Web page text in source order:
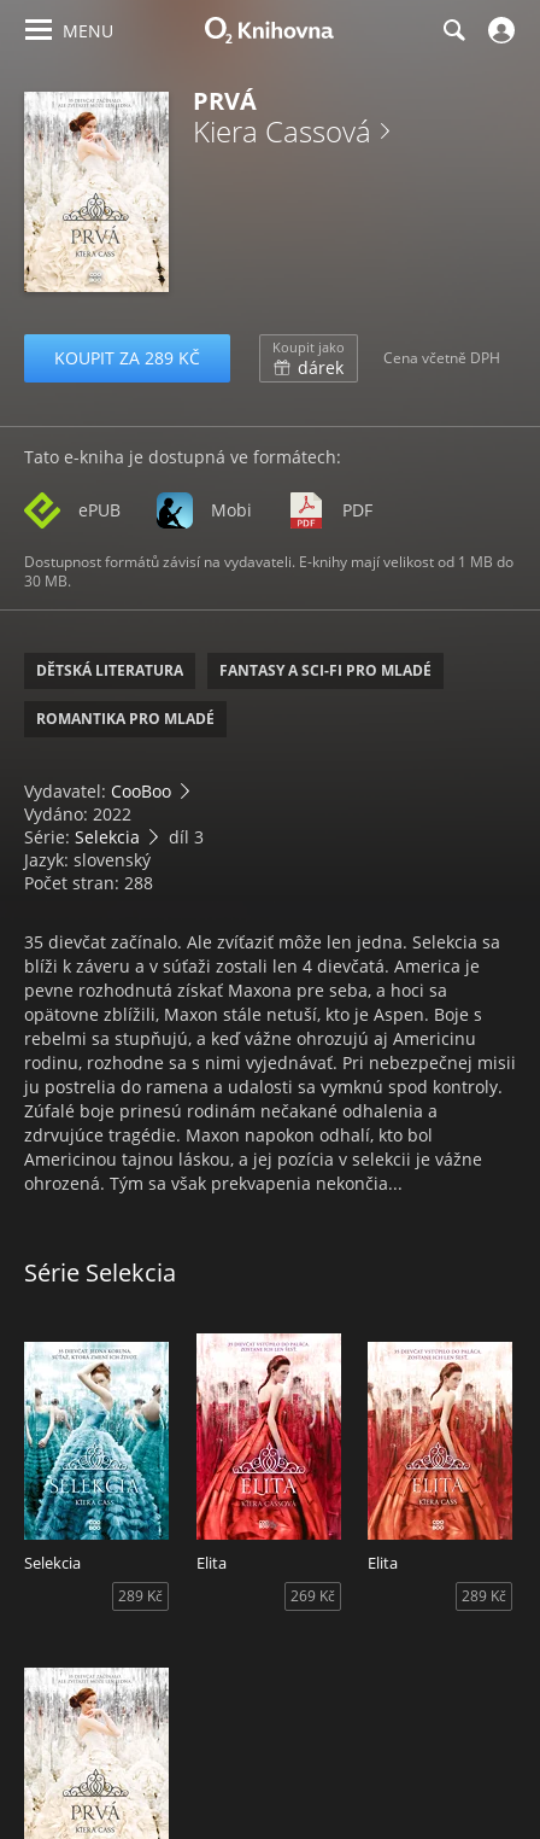
MENU
PRVÁ
Kiera Cassová
KOUPIT ZA 289 KČ Koupit jako
dárek Cena včetně DPH
Tato e-kniha je dostupná ve formátech:
ePUB Mobi PDF
Dostupnost formátů závisí na vydavateli. E-knihy mají velikost od 1 MB do
30 MB.
DĚTSKÁ LITERATURA FANTASY A SCI-FI PRO MLADÉ
ROMANTIKA PRO MLADÉ
Vydavatel: CooBoo
Vydáno: 2022
Série: Selekcia
díl 3
Jazyk: slovenský
Počet stran: 288
35 dievčat začínalo. Ale zvíťaziť môže len jedna. Selekcia sa
blíži k záveru a v súťaži zostali len 4 dievčatá. America je
pevne rozhodnutá získať Maxona pre seba, a hoci sa
opätovne zblížili, Maxon stále netuší, kto je Aspen. Boje s
rebelmi sa stupňujú, a keď vážne ohrozujú aj Americinu
rodinu, rozhodne sa s nimi vyjednávať. Pri nebezpečnej misii
ju postrelia do ramena a udalosti sa vymknú spod kontroly.
Zúfalé boje prinesú rodinám nečakané odhalenia a
zdrvujúce tragédie. Maxon napokon odhalí, kto bol
Americinou tajnou láskou, a jej pozícia v selekcii je vážne
ohrozená. Tým sa však prekvapenia nekončia...
Série Selekcia
Selekcia
289 Kč
Elita
269 Kč
Elita
289 Kč